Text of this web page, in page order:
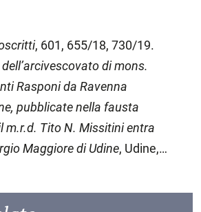
riserve del Melano a lasciare la
in Friuli il nobile ravennate. Il
concesse le bolle di
dietro corresponsione di
romani. Il 27 dicembre R.
consacrazione episcopale. Il 15
arcivescovo raggiunse
accolto. Dal 1803, dopo
Zorzi, l’arcidiocesi era
per quattro anni, pur guidata
capitolare, mons. Mattia
coraggio e accorta
aveva saputo fronteggiare i
, 601, 655/18, 730/19.
di mons.
Rasponi da Ravenna
pubblicate nella fausta
m.r.d. Tito N. Missitini entra
Maggiore di Udine, Udine,
1877;
di Baldassare Rasponi vescovo